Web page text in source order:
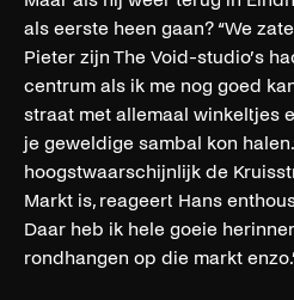
als eerste heen gaan? “We
Pieter zijn The Void-studio’s
centrum als ik me nog goed
straat met allemaal winkeltjes
je geweldige sambal kon
hoogstwaarschijnlijk de
Markt is, reageert Hans
Daar heb ik hele goeie
rondhangen op die markt